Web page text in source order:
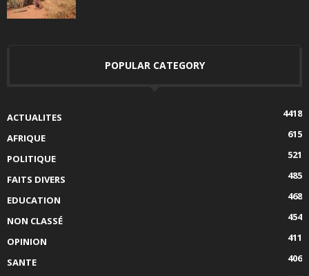
POPULAR CATEGORY
ACTUALITES
4418
AFRIQUE
615
POLITIQUE
521
FAITS DIVERS
485
EDUCATION
468
NON CLASSÉ
454
OPINION
411
SANTE
406